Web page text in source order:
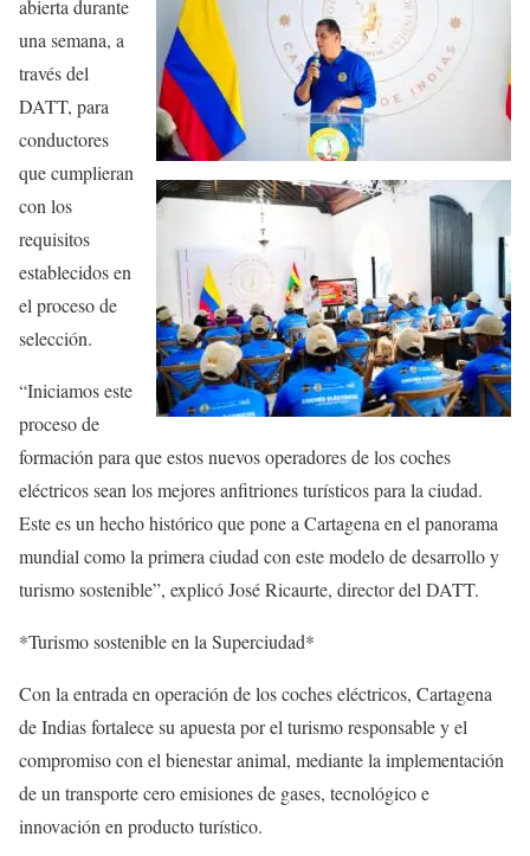
abierta durante
una semana, a
través del
DATT, para
conductores
que cumplieran
con los
requisitos
establecidos en
el proceso de
selección.
“Iniciamos este
proceso de
formación para que estos nuevos operadores de los coches
eléctricos sean los mejores anfitriones turísticos para la ciudad.
Este es un hecho histórico que pone a Cartagena en el panorama
mundial como la primera ciudad con este modelo de desarrollo y
turismo sostenible”, explicó José Ricaurte, director del DATT.
*Turismo sostenible en la Superciudad*
Con la entrada en operación de los coches eléctricos, Cartagena
de Indias fortalece su apuesta por el turismo responsable y el
compromiso con el bienestar animal, mediante la implementación
de un transporte cero emisiones de gases, tecnológico e
innovación en producto turístico.